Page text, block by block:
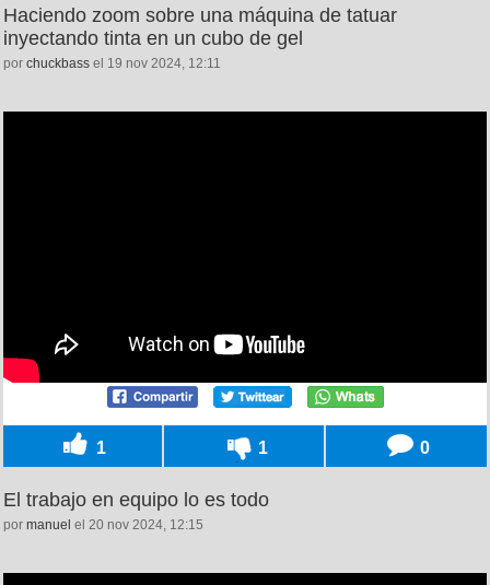
Haciendo zoom sobre una máquina de tatuar
inyectando tinta en un cubo de gel
por chuckbass el 19 nov 2024, 12:11
1 1 0
El trabajo en equipo lo es todo
por manuel el 20 nov 2024, 12:15